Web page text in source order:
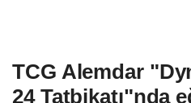
TCG Alemdar
24 Tatbikatı"nda